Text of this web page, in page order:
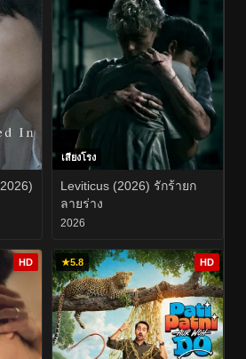
เสียงโรง
Leviticus (2026) รักร้ายก
ลายร่าง
2026
HD ★5.8 HD